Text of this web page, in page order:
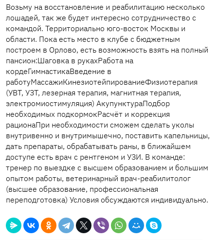
Возьму на восстановление и реабилитацию несколько
лошадей, так же будет интересно сотрудничество с
командой. Территориально юго-восток Москвы и
области. Пока есть место в клубе с бюджетным
построем в Орлово, есть возможность взять на полный
пансион:Шаговка в рукахРабота на
кордеГимнастикаВведение в
работуМассажиКинезиотейпированиеФизиотерапия
(УВТ, УЗТ, лезерная терапия, магнитная терапия,
электромиостимуляция) АкупунктураПодбор
необходимых подкормокРасчëт и коррекция
рационаПри необходимости сможем сделать уколы
внутривенно и внутримышечно, поставить капельницы,
дать препараты, обрабатывать раны, в ближайшем
доступе есть врач с рентгеном и УЗИ. В команде:
тренер по выездке с высшем образованием и большим
опытом работы, ветеринарный врач-реабилитолог
(высшее образование, профессиональная
переподготовка) Условия обсуждаются индивидуально.